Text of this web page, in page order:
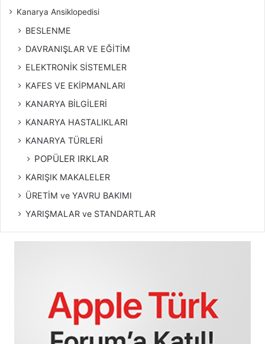
Kanarya Ansiklopedisi
BESLENME
DAVRANIŞLAR VE EĞİTİM
ELEKTRONİK SİSTEMLER
KAFES VE EKİPMANLARI
KANARYA BİLGİLERİ
KANARYA HASTALIKLARI
KANARYA TÜRLERİ
POPÜLER IRKLAR
KARIŞIK MAKALELER
ÜRETİM ve YAVRU BAKIMI
YARIŞMALAR ve STANDARTLAR